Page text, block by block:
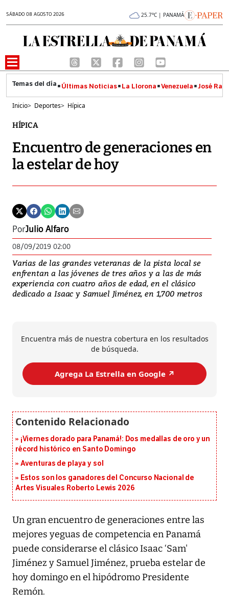
SÁBADO 08 AGOSTO 2026 25.7°C | PANAMÁ
Últimas Noticias La Llorona Venezuela José
Inicio> Deportes> Hípica
HÍPICA
Encuentro de generaciones en
la estelar de hoy
PorJulio Alfaro
08/09/2019 02:00
Varias de las grandes veteranas de la pista local se
enfrentan a las jóvenes de tres años y a las de más
experiencia con cuatro años de edad, en el clásico
dedicado a Isaac y Samuel Jiménez, en 1,700 metros
Encuentra más de nuestra cobertura en los resultados
de búsqueda.
Agrega La Estrella en Google ↗️
¡Viernes dorado para Panamá!: Dos medallas de oro y un
récord histórico en Santo Domingo
Aventuras de playa y sol
Estos son los ganadores del Concurso Nacional de
Artes Visuales Roberto Lewis 2026
Un gran encuentro de generaciones entre las
mejores yeguas de competencia en Panamá
puede considerarse el clásico Isaac ‘Sam'
Jiménez y Samuel Jiménez, prueba estelar de
hoy domingo en el hipódromo Presidente
Remón.